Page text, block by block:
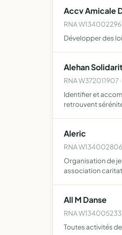
Accv Amicale
RNA
Développer des
Alehan
RNA W372011907
Identifier et
retrouvent
Aleric
RNA
Organisation de
association
All M Danse
RNA W134005233
Toutes activités